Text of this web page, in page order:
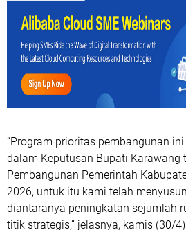
“Program prioritas pembangunan
dalam Keputusan Bupati Karawang
Pembangunan Pemerintah
2026, untuk itu kami telah
diantaranya peningkatan sejumlah
titik strategis,” jelasnya, kamis (30/4).